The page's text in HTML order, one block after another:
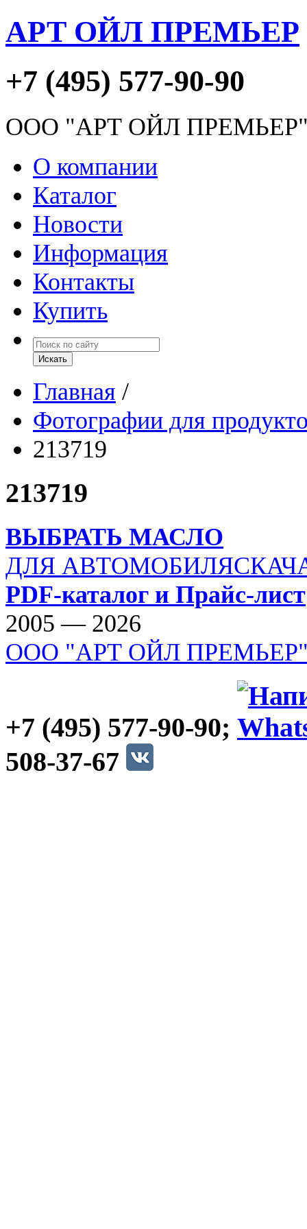
АРТ ОЙЛ ПРЕМЬЕР
+7 (495) 577-90-90
ООО "АРТ ОЙЛ
О компании
Каталог
Новости
Информация
Контакты
Купить
Главная /
Фотографии для
213719
213719
ВЫБРАТЬ МАСЛО
ДЛЯ АВТОМОБИЛЯ
PDF-каталог и Прайс-лист
2005 — 2026
ООО "АРТ ОЙЛ
+7 (495) 577-90-90;
508-37-67